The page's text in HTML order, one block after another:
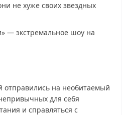
не хуже своих звездных
— экстремальное шоу на
отправились на необитаемый
для себя
и справляться с